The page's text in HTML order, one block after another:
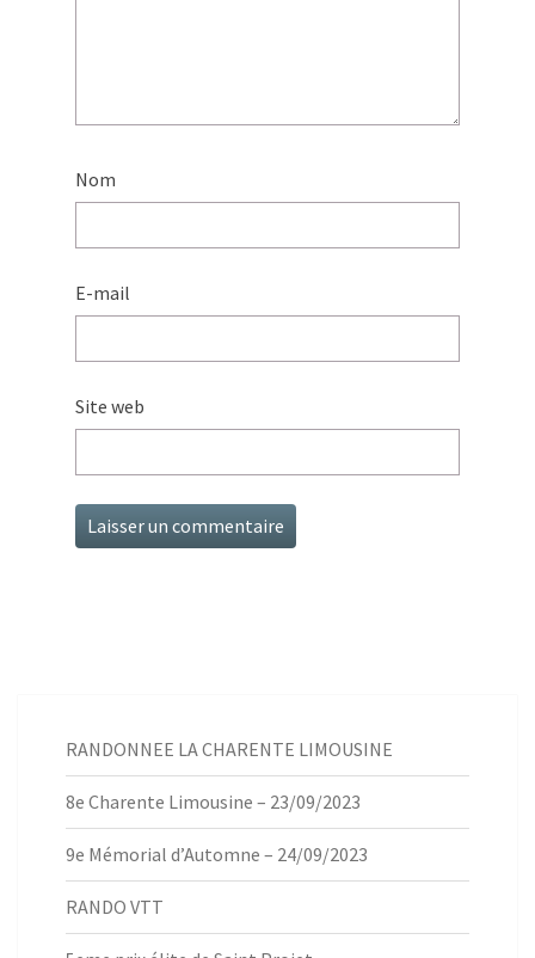
Nom
E-mail
Site web
RANDONNEE LA CHARENTE LIMOUSINE
8e Charente Limousine – 23/09/2023
9e Mémorial d’Automne – 24/09/2023
RANDO VTT